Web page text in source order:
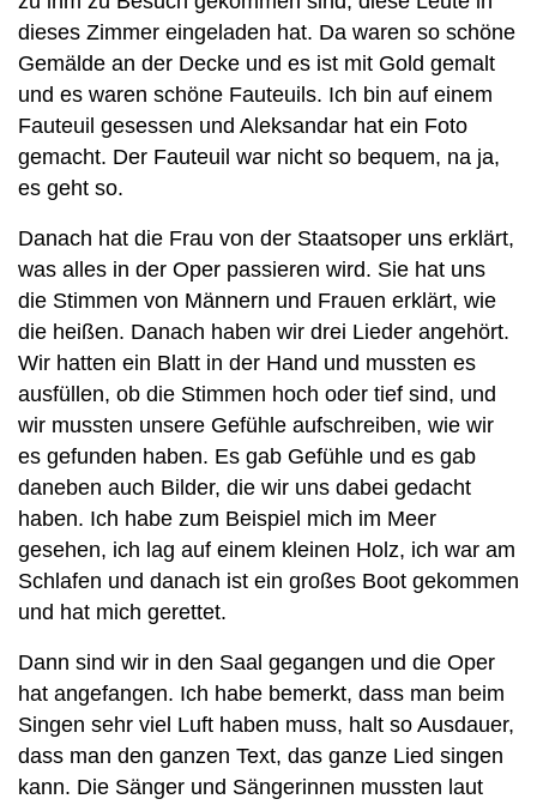
dieses Zimmer eingeladen hat. Da waren so schöne
Gemälde an der Decke und es ist mit Gold gemalt
und es waren schöne Fauteuils. Ich bin auf einem
Fauteuil gesessen und Aleksandar hat ein Foto
gemacht. Der Fauteuil war nicht so bequem, na ja,
es geht so.
Danach hat die Frau von der Staatsoper uns erklärt,
was alles in der Oper passieren wird. Sie hat uns
die Stimmen von Männern und Frauen erklärt, wie
die heißen. Danach haben wir drei Lieder angehört.
Wir hatten ein Blatt in der Hand und mussten es
ausfüllen, ob die Stimmen hoch oder tief sind, und
wir mussten unsere Gefühle aufschreiben, wie wir
es gefunden haben. Es gab Gefühle und es gab
daneben auch Bilder, die wir uns dabei gedacht
haben. Ich habe zum Beispiel mich im Meer
gesehen, ich lag auf einem kleinen Holz, ich war am
Schlafen und danach ist ein großes Boot gekommen
und hat mich gerettet.
Dann sind wir in den Saal gegangen und die Oper
hat angefangen. Ich habe bemerkt, dass man beim
Singen sehr viel Luft haben muss, halt so Ausdauer,
dass man den ganzen Text, das ganze Lied singen
kann. Die Sänger und Sängerinnen mussten laut